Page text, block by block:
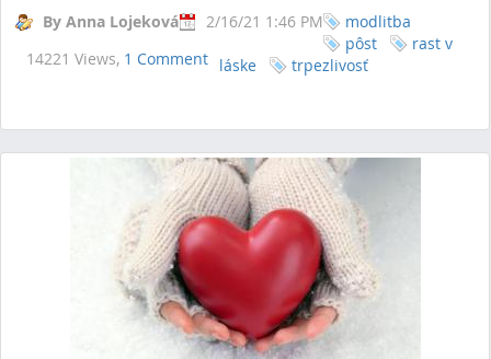
13626 Views,0 Comments
streda
pokánie
By Anna Lojeková
2/16/21 1:46 PM
14221 Views, 1 Comment
modlitba
pôst
rast v
láske
trpezlivosť